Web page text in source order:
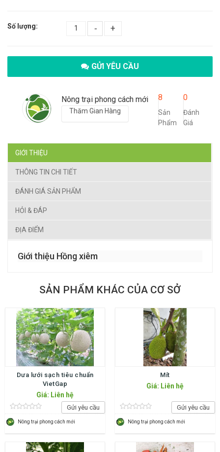
Số lượng: - +
GỬI YÊU CẦU
Nông trại phong cách mới
Thăm Gian Hàng
8
Sản
Phẩm
0
Đánh
Giá
GIỚI THIỆU
THÔNG TIN CHI TIẾT
ĐÁNH GIÁ SẢN PHẨM
HỎI & ĐÁP
ĐỊA ĐIỂM
Giới thiệu Hồng xiêm
SẢN PHẨM KHÁC CỦA CƠ SỞ
Dưa lưới sạch tiêu chuẩn
VietGap
Giá: Liên hệ
Gửi yêu cầu
Nông trại phong cách mới
Mít
Giá: Liên hệ
Gửi yêu cầu
Nông trại phong cách mới